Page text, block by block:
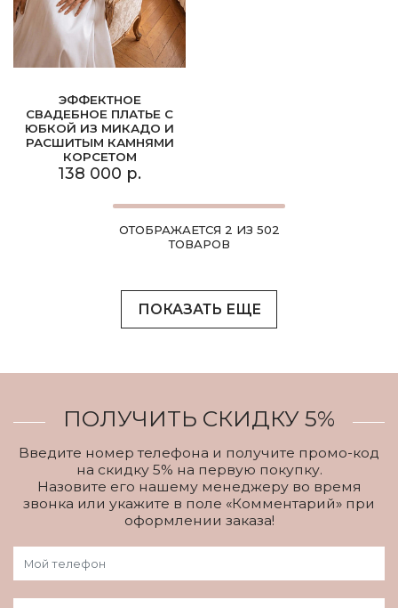
ЭФФЕКТНОЕ
СВАДЕБНОЕ ПЛАТЬЕ С
ЮБКОЙ ИЗ МИКАДО И
РАСШИТЫМ КАМНЯМИ
КОРСЕТОМ
138 000 р.
ОТОБРАЖАЕТСЯ 2 ИЗ 502
ТОВАРОВ
ПОКАЗАТЬ ЕЩЕ
ПОЛУЧИТЬ СКИДКУ 5%
Введите номер телефона и получите промо-код
на скидку 5% на первую покупку.
Назовите его нашему менеджеру во время
звонка или укажите в поле «Комментарий» при
оформлении заказа!